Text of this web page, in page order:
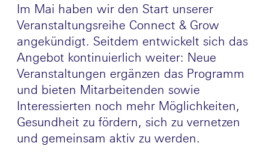
Im Mai haben wir den Start unserer
Veranstaltungsreihe Connect & Grow
angekündigt. Seitdem entwickelt sich das
Angebot kontinuierlich weiter: Neue
Veranstaltungen ergänzen das Programm
und bieten Mitarbeitenden sowie
Interessierten noch mehr Möglichkeiten,
Gesundheit zu fördern, sich zu vernetzen
und gemeinsam aktiv zu werden.